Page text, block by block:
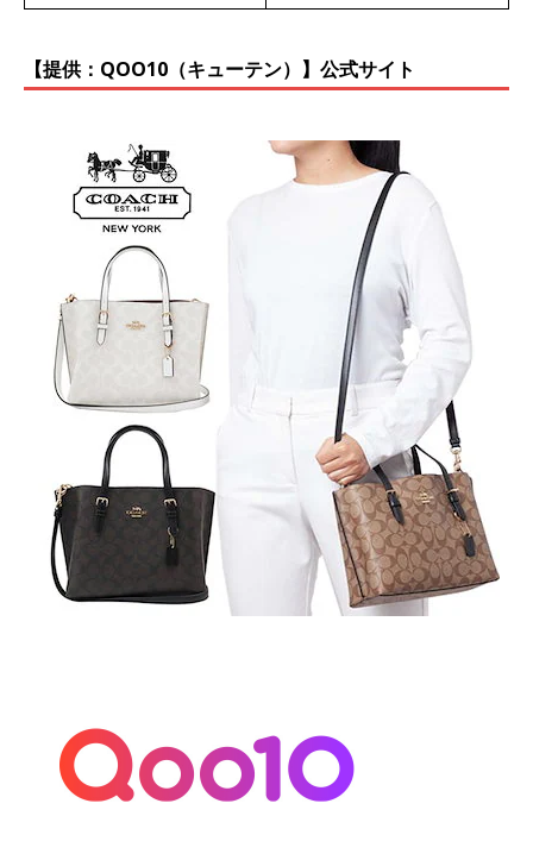
【提供：QOO10（キューテン）】公式サイト